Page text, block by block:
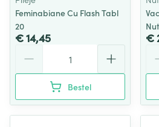
Feminabiane Cu Flash Tabl
20
€ 14,45
Bestel
€